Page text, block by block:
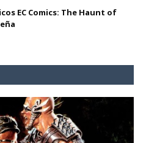
EC Comics: The Haunt of